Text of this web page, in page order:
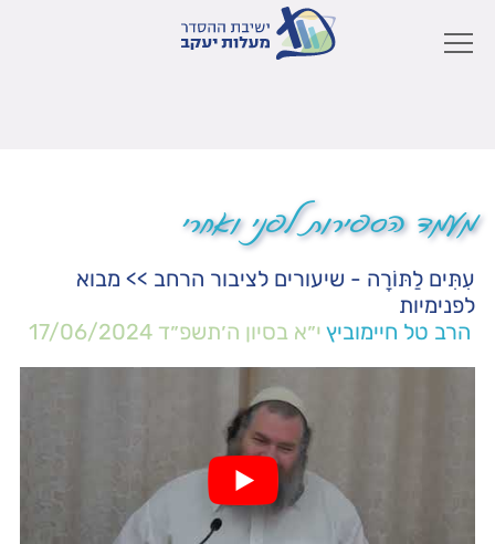
מעמד הספירות לפני ואחרי
עִתִּים לַתּוֹרָה - שיעורים לציבור הרחב >> מבוא
לפנימיות
הרב טל חיימוביץ י״א בסיון ה׳תשפ״ד 17/06/2024